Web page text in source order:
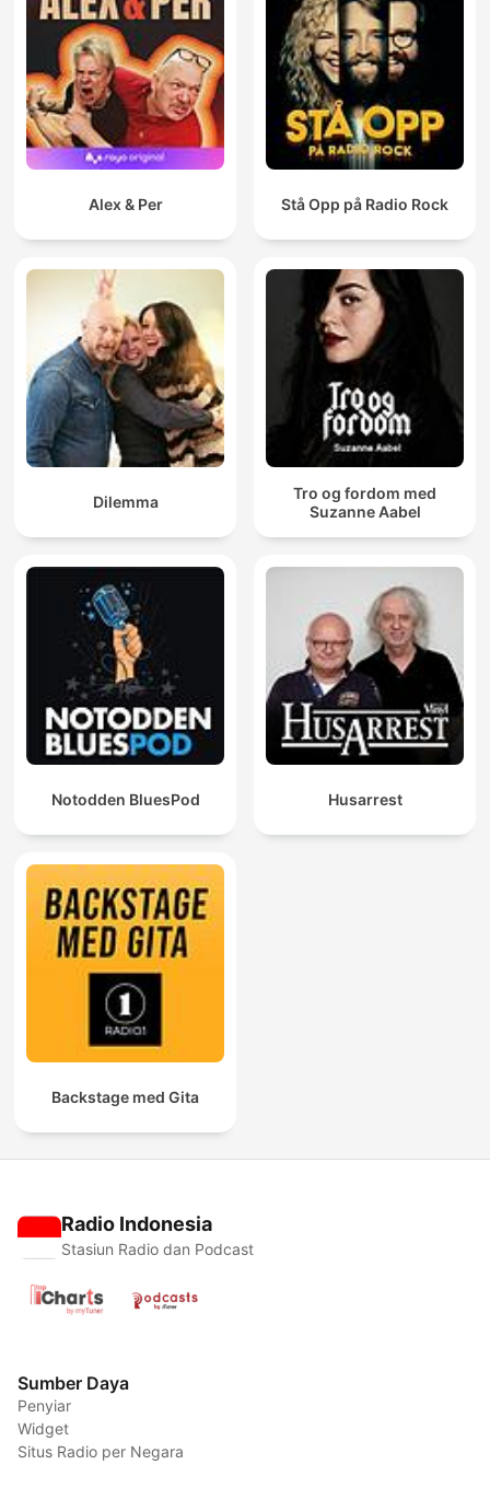
Alex & Per Stå Opp på Radio Rock
Dilemma
Tro og fordom med
Suzanne Aabel
Notodden BluesPod Husarrest
Backstage med Gita
Radio Indonesia
Stasiun Radio dan Podcast
Sumber Daya
Penyiar
Widget
Situs Radio per Negara